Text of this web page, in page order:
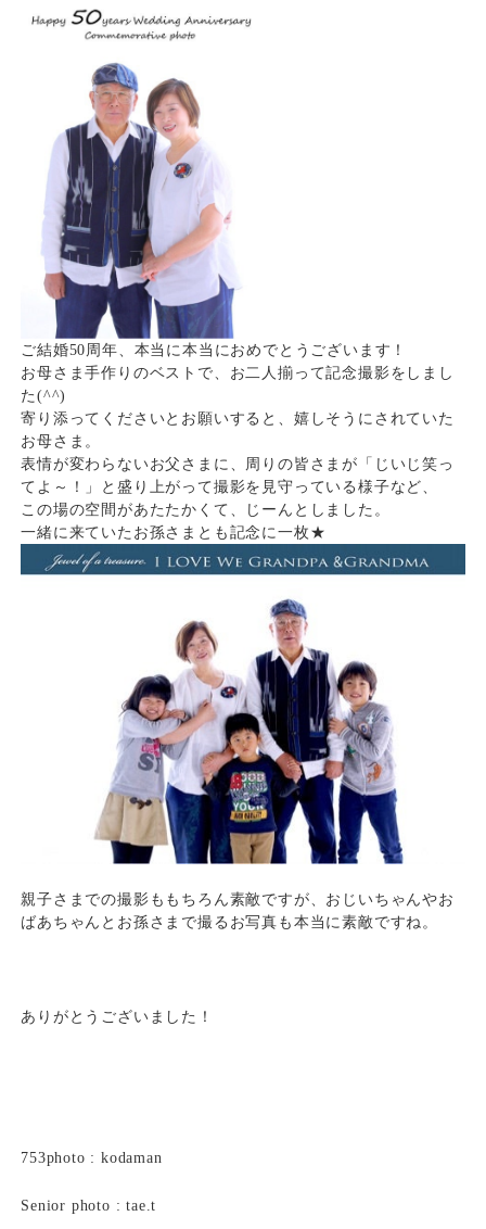
ご結婚50周年、本当に本当におめでとうございます！
お母さま手作りのベストで、お二人揃って記念撮影をしまし
た(^^)
寄り添ってくださいとお願いすると、嬉しそうにされていた
お母さま。
表情が変わらないお父さまに、周りの皆さまが「じいじ笑っ
てよ～！」と盛り上がって撮影を見守っている様子など、
この場の空間があたたかくて、じーんとしました。
一緒に来ていたお孫さまとも記念に一枚★
親子さまでの撮影ももちろん素敵ですが、おじいちゃんやお
ばあちゃんとお孫さまで撮るお写真も本当に素敵ですね。
ありがとうございました！
753photo : kodaman
Senior photo : tae.t